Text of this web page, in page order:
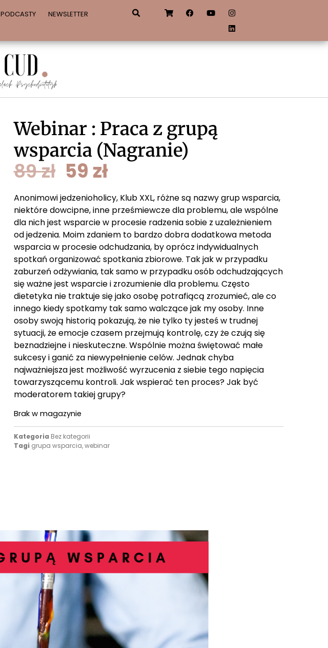
PODCASTY NEWSLETTER
Webinar : Praca z grupą
wsparcia (Nagranie)
89zł 59 zł
Anonimowi jedzenioholicy, Klub XXL, różne są nazwy grup wsparcia,
niektóre dowcipne, inne prześmiewcze dla problemu, ale wspólne
dla nich jest wsparcie w procesie radzenia sobie z uzależnieniem
od jedzenia. Moim zdaniem to bardzo dobra dodatkowa metoda
wsparcia w procesie odchudzania, by oprócz indywidualnych
spotkań organizować spotkania zbiorowe. Tak jak w przypadku
zaburzeń odżywiania, tak samo w przypadku osób odchudzających
się ważne jest wsparcie i zrozumienie dla problemu. Często
dietetyka nie traktuje się jako osobę potrafiącą zrozumieć, ale co
innego kiedy spotkamy tak samo walczące jak my osoby. Inne
osoby swoją historią pokazują, że nie tylko ty jesteś w trudnej
sytuacji, że emocje czasem przejmują kontrolę, czy że czują się
beznadziejne i nieskuteczne. Wspólnie można świętować małe
sukcesy i ganić za niewypełnienie celów. Jednak chyba
najważniejsza jest możliwość wyrzucenia z siebie tego napięcia
towarzyszącemu kontroli. Jak wspierać ten proces? Jak być
moderatorem takiej grupy?
Brak w magazynie
Kategoria Bez kategorii
Tagi grupa wsparcia,webinar